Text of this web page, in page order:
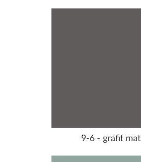
9-6 - grafit mat